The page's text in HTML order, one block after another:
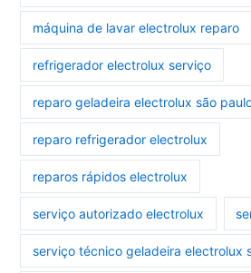
máquina de lavar electrolux reparo
refrigerador electrolux serviço
reparo geladeira electrolux são
reparo refrigerador electrolux
reparos rápidos electrolux
serviço autorizado electrolux
serviço técnico geladeira electrolux